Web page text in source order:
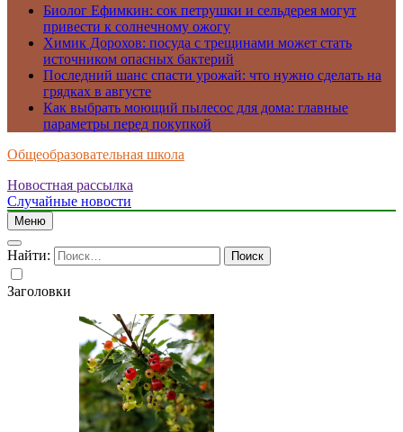
Биолог Ефимкин: сок петрушки и сельдерея могут
привести к солнечному ожогу
Химик Дорохов: посуда с трещинами может стать
источником опасных бактерий
Последний шанс спасти урожай: что нужно сделать на
грядках в августе
Как выбрать моющий пылесос для дома: главные
параметры перед покупкой
Общеобразовательная школа
Новостная рассылка
Случайные новости
Меню
Найти:
Заголовки